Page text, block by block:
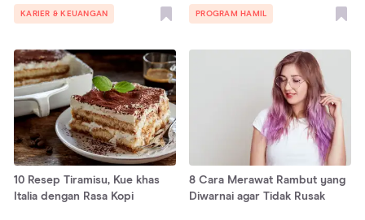
KARIER & KEUANGAN PROGRAM HAMIL
10 Resep Tiramisu, Kue khas
Italia dengan Rasa Kopi
8 Cara Merawat Rambut yang
Diwarnai agar Tidak Rusak